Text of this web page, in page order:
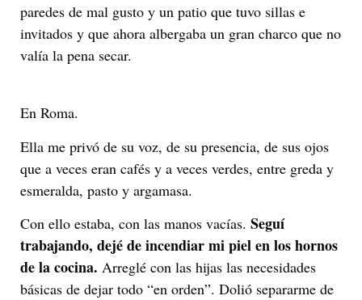
paredes de mal gusto y un patio que tuvo sillas e
invitados y que ahora albergaba un gran charco que no
valía la pena secar.
En Roma.
Ella me privó de su voz, de su presencia, de sus ojos
que a veces eran cafés y a veces verdes, entre greda y
esmeralda, pasto y argamasa.
Con ello estaba, con las manos vacías. Seguí
trabajando, dejé de incendiar mi piel en los hornos
de la cocina. Arreglé con las hijas las necesidades
básicas de dejar todo “en orden”. Dolió separarme de